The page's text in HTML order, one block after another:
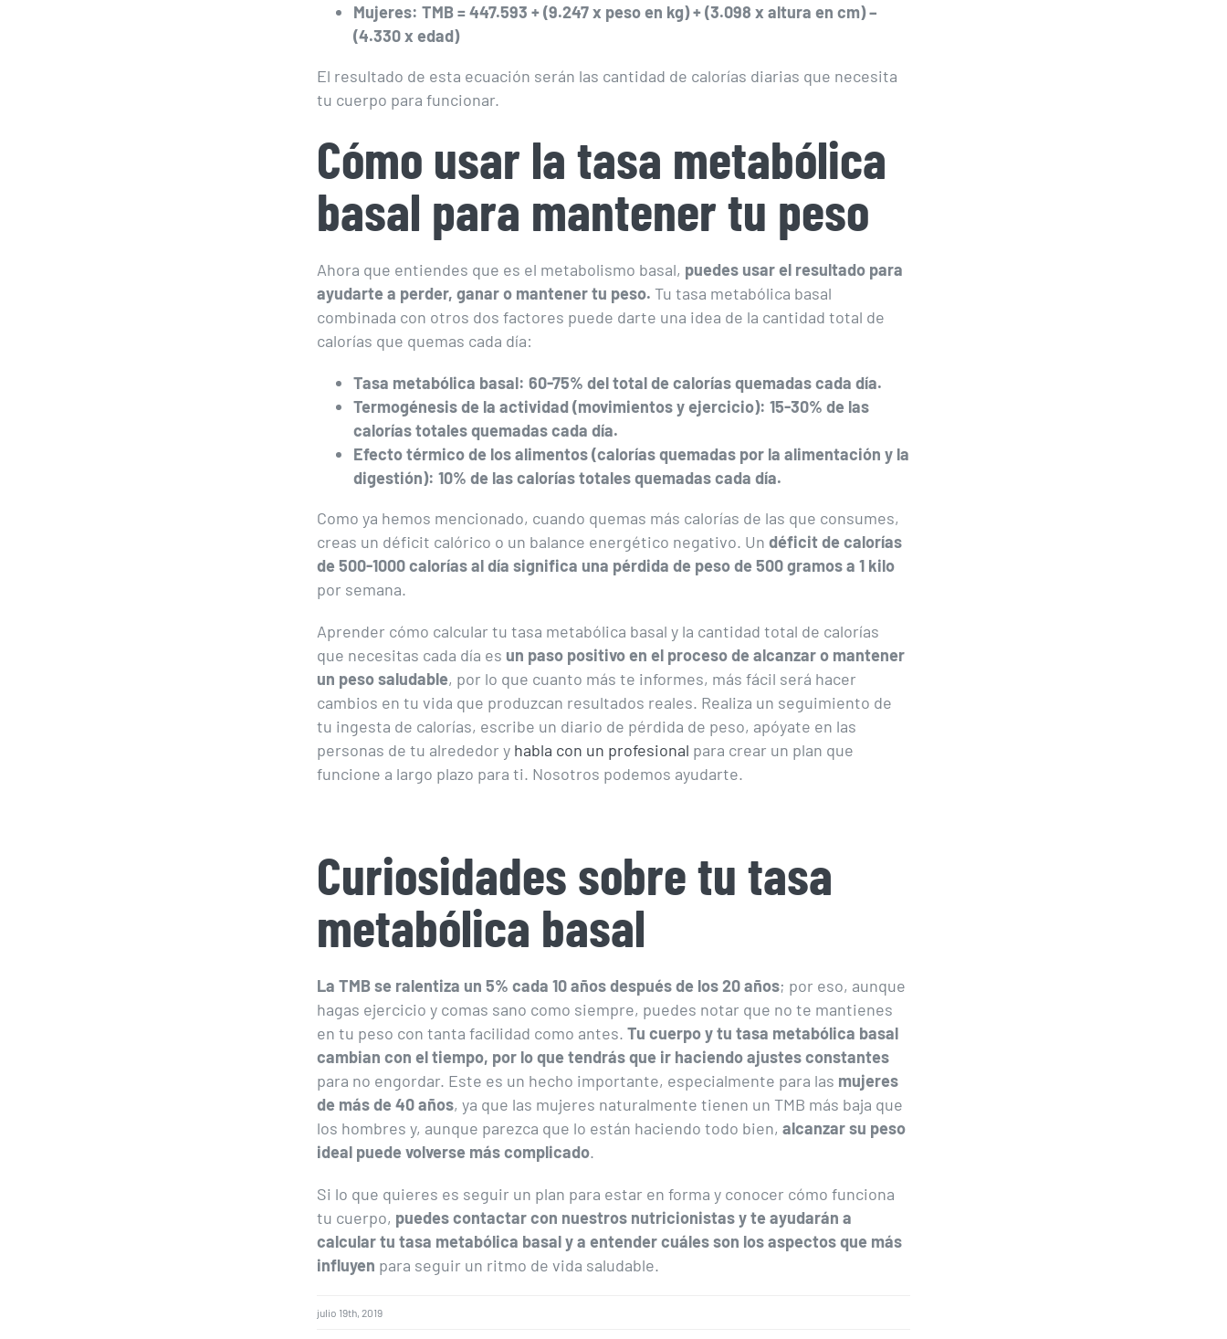
Mujeres: TMB = 447.593 + (9.247 x peso en kg) + (3.098 x altura en cm) –
(4.330 x edad)
El resultado de esta ecuación serán las cantidad de calorías diarias que necesita
tu cuerpo para funcionar.
Cómo usar la tasa metabólica
basal para mantener tu peso
Ahora que entiendes que es el metabolismo basal, puedes usar el resultado para
ayudarte a perder, ganar o mantener tu peso. Tu tasa metabólica basal
combinada con otros dos factores puede darte una idea de la cantidad total de
calorías que quemas cada día:
Tasa metabólica basal: 60-75% del total de calorías quemadas cada día.
Termogénesis de la actividad (movimientos y ejercicio): 15-30% de las
calorías totales quemadas cada día.
Efecto térmico de los alimentos (calorías quemadas por la alimentación y la
digestión): 10% de las calorías totales quemadas cada día.
Como ya hemos mencionado, cuando quemas más calorías de las que consumes,
creas un déficit calórico o un balance energético negativo. Undéficit de calorías
de 500-1000 calorías al día significa una pérdida de peso de 500 gramos a 1 kilo
por semana.
Aprender cómo calcular tu tasa metabólica basal y la cantidad total de calorías
que necesitas cada día es un paso positivo en el proceso de alcanzar o mantener
un peso saludable, por lo que cuanto más te informes, más fácil será hacer
cambios en tu vida que produzcan resultados reales. Realiza un seguimiento de
tu ingesta de calorías, escribe un diario de pérdida de peso, apóyate en las
personas de tu alrededor y habla con un profesional para crear un plan que
funcione a largo plazo para ti. Nosotros podemos ayudarte.
Curiosidades sobre tu tasa
metabólica basal
La TMB se ralentiza un 5% cada 10 años después de los 20 años; por eso, aunque
hagas ejercicio y comas sano como siempre, puedes notar que no te mantienes
en tu peso con tanta facilidad como antes.Tu cuerpo y tu tasa metabólica basal
cambian con el tiempo, por lo que tendrás que ir haciendo ajustes constantes
para no engordar. Este es un hecho importante, especialmente para las mujeres
de más de 40 años, ya que las mujeres naturalmente tienen un TMB más baja que
los hombres y, aunque parezca que lo están haciendo todo bien,alcanzar su peso
ideal puede volverse más complicado.
Si lo que quieres es seguir un plan para estar en forma y conocer cómo funciona
tu cuerpo, puedes contactar con nuestros nutricionistas y te ayudarán a
calcular tu tasa metabólica basal y a entender cuáles son los aspectos que más
influyen para seguir un ritmo de vida saludable.
julio 19th, 2019